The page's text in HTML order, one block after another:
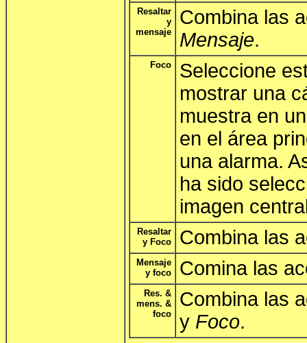
Resaltar
y
mensaje
Combina las
Mensaje.
Foco
Seleccione
mostrar una
muestra en
en el área
una alarma.
ha sido
imagen
Resaltar
y Foco
Combina las
Mensaje
y foco
Comina las
Res. &
mens. &
foco
Combina las
y Foco.